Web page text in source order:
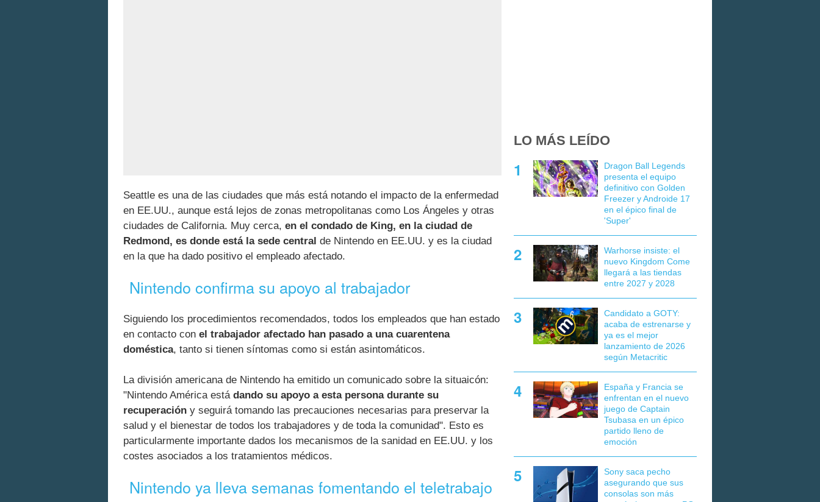
Seattle es una de las ciudades que más está notando el impacto de la enfermedad
en EE.UU., aunque está lejos de zonas metropolitanas como Los Ángeles y otras
ciudades de California. Muy cerca, en el condado de King, en la ciudad de
Redmond, es donde está la sede central de Nintendo en EE.UU. y es la ciudad
en la que ha dado positivo el empleado afectado.
Nintendo confirma su apoyo al trabajador
Siguiendo los procedimientos recomendados, todos los empleados que han estado
en contacto con el trabajador afectado han pasado a una cuarentena
doméstica, tanto si tienen síntomas como si están asintomáticos.
La división americana de Nintendo ha emitido un comunicado sobre la situaicón:
"Nintendo América está dando su apoyo a esta persona durante su
recuperación y seguirá tomando las precauciones necesarias para preservar la
salud y el bienestar de todos los trabajadores y de toda la comunidad". Esto es
particularmente importante dados los mecanismos de la sanidad en EE.UU. y los
costes asociados a los tratamientos médicos.
Nintendo ya lleva semanas fomentando el teletrabajo
LO MÁS LEÍDO
Dragon Ball Legends
presenta el equipo
definitivo con Golden
Freezer y Androide 17
en el épico final de
'Super'
Warhorse insiste: el
nuevo Kingdom Come
llegará a las tiendas
entre 2027 y 2028
Candidato a GOTY:
acaba de estrenarse y
ya es el mejor
lanzamiento de 2026
según Metacritic
España y Francia se
enfrentan en el nuevo
juego de Captain
Tsubasa en un épico
partido lleno de
emoción
Sony saca pecho
asegurando que sus
consolas son más